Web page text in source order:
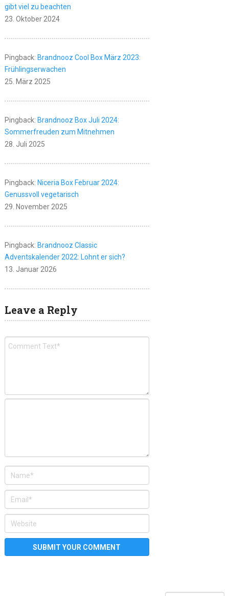
gibt viel zu beachten
23. Oktober 2024
Pingback: Brandnooz Cool Box März 2023:
Frühlingserwachen
25. März 2025
Pingback: Brandnooz Box Juli 2024:
Sommerfreuden zum Mitnehmen
28. Juli 2025
Pingback: Niceria Box Februar 2024:
Genussvoll vegetarisch
29. November 2025
Pingback: Brandnooz Classic
Adventskalender 2022: Lohnt er sich?
13. Januar 2026
Leave a Reply